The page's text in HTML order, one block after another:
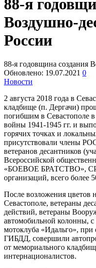
88-я
Воздушно-
России
88-я годовщина создания
Обновлено: 19.07.2021 0
Новости
2 августа 2018 года в
кладбище (п. Дергачи)
погибшим в Севастополе
войны 1941-1945 гг. и
горячих точках и
присутствовали члены
ветеранов десантников
Всероссийской
«БОЕВОЕ БРАТСТВО»,
организаций, всего более
После возложения цветов
Севастополе, ветераны
действий, ветераны
автомобильной колонны, с
мотоклуба «Идальго»,
ГИБДД, совершили
от мемориального
интернационалистов.